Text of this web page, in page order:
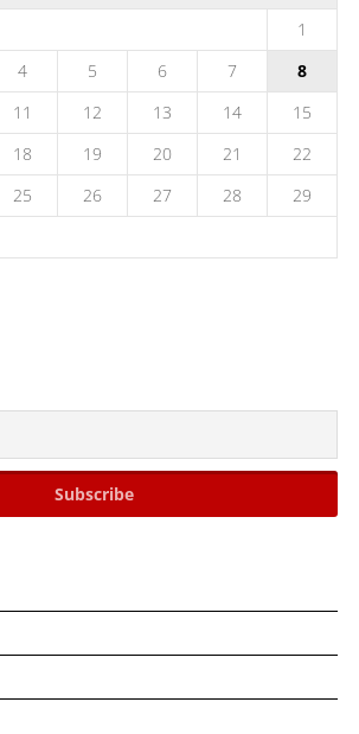
1
4 5 6 7
8
11 12 13 14
15
18 19 20 21
22
25 26 27 28
29